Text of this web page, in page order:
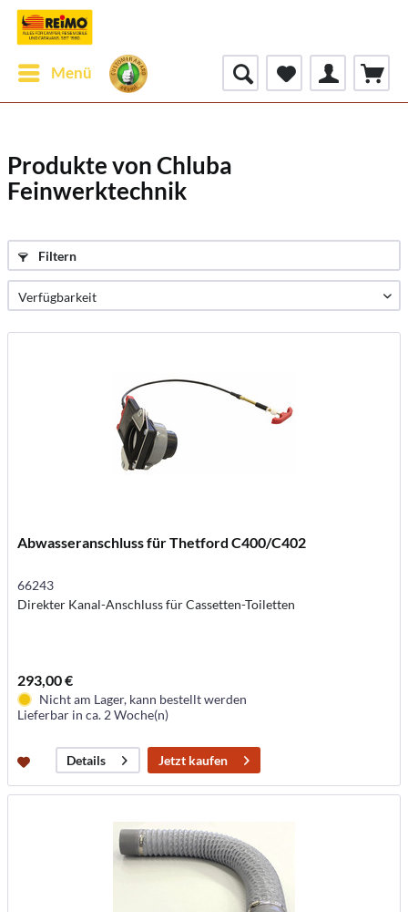
Menü
Produkte von Chluba
Feinwerktechnik
Filtern
Abwasseranschluss für Thetford C400/C402
66243
Direkter Kanal-Anschluss für Cassetten-Toiletten
293,00 €
Nicht am Lager, kann bestellt werden
Lieferbar in ca. 2 Woche(n)
Details Jetzt kaufen